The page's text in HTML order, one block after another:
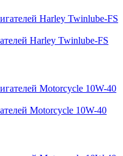
Harley Twinlube-FS
Motorcycle 10W-40